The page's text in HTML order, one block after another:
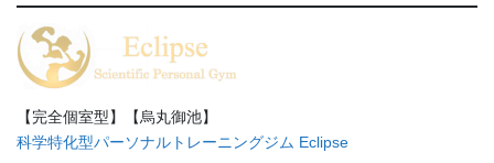
【完全個室型】【烏丸御池】
科学特化型パーソナルトレーニングジム Eclipse